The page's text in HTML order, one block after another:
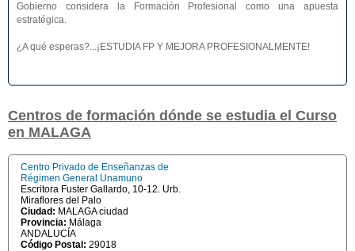
Gobierno considera la Formación Profesional como una apuesta
estratégica.
¿A qué esperas?...¡ESTUDIA FP Y MEJORA PROFESIONALMENTE!
Centros de formación dónde se estudia el Curso
en MALAGA
Centro Privado de Enseñanzas de
Régimen General Unamuno
Escritora Fuster Gallardo, 10-12. Urb.
Miraflores del Palo
Ciudad: MALAGA ciudad
Provincia: Málaga
ANDALUCÍA
Código Postal: 29018